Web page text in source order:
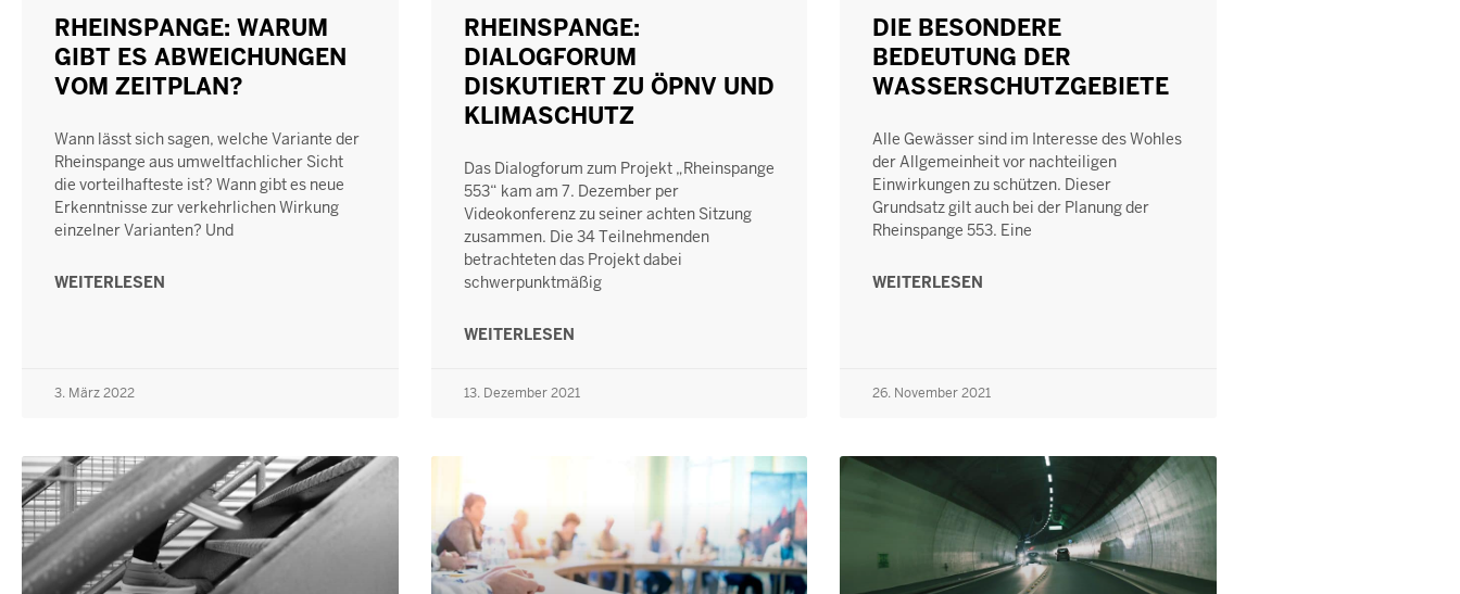
RHEINSPANGE: WARUM
GIBT ES ABWEICHUNGEN
VOM ZEITPLAN?
Wann lässt sich sagen, welche Variante der
Rheinspange aus umweltfachlicher Sicht
die vorteilhafteste ist? Wann gibt es neue
Erkenntnisse zur verkehrlichen Wirkung
einzelner Varianten? Und
WEITERLESEN
3. März 2022
RHEINSPANGE:
DIALOGFORUM
DISKUTIERT ZU ÖPNV UND
KLIMASCHUTZ
Das Dialogforum zum Projekt „Rheinspange
553“ kam am 7. Dezember per
Videokonferenz zu seiner achten Sitzung
zusammen. Die 34 Teilnehmenden
betrachteten das Projekt dabei
schwerpunktmäßig
WEITERLESEN
13. Dezember 2021
DIE BESONDERE
BEDEUTUNG DER
WASSERSCHUTZGEBIETE
Alle Gewässer sind im Interesse des Wohles
der Allgemeinheit vor nachteiligen
Einwirkungen zu schützen. Dieser
Grundsatz gilt auch bei der Planung der
Rheinspange 553. Eine
WEITERLESEN
26. November 2021